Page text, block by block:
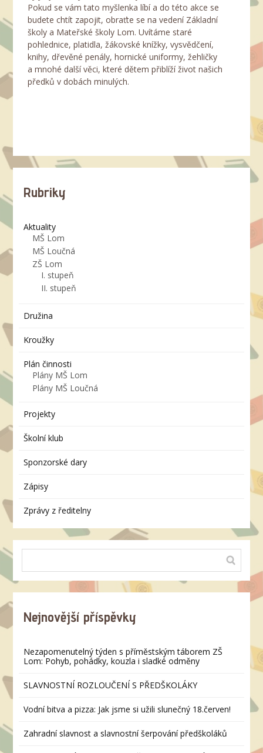
Pokud se vám tato myšlenka líbí a do této akce se
budete chtít zapojit, obraťte se na vedení Základní
školy a Mateřské školy Lom. Uvítáme staré
pohlednice, platidla, žákovské knížky, vysvědčení,
knihy, dřevěné penály, hornické uniformy, žehličky
a mnohé další věci, které dětem přiblíží život našich
předků v dobách minulých.
Rubriky
Aktuality
MŠ Lom
MŠ Loučná
ZŠ Lom
I. stupeň
II. stupeň
Družina
Kroužky
Plán činnosti
Plány MŠ Lom
Plány MŠ Loučná
Projekty
Školní klub
Sponzorské dary
Zápisy
Zprávy z ředitelny
Nejnovější příspěvky
Nezapomenutelný týden s příměstským táborem ZŠ
Lom: Pohyb, pohádky, kouzla i sladké odměny
SLAVNOSTNÍ ROZLOUČENÍ S PŘEDŠKOLÁKY
Vodní bitva a pizza: Jak jsme si užili slunečný 18.červen!
Zahradní slavnost a slavnostní šerpování předškoláků